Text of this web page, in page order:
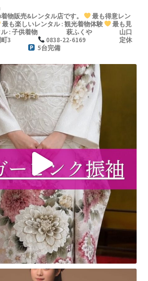
物販売&レンタル店です。
最も得意レン
最も楽しいレンタル : 観光着物体験
最も見
: 子供着物
萩ふくや山口
3
0838-22-6169定休
5台完備